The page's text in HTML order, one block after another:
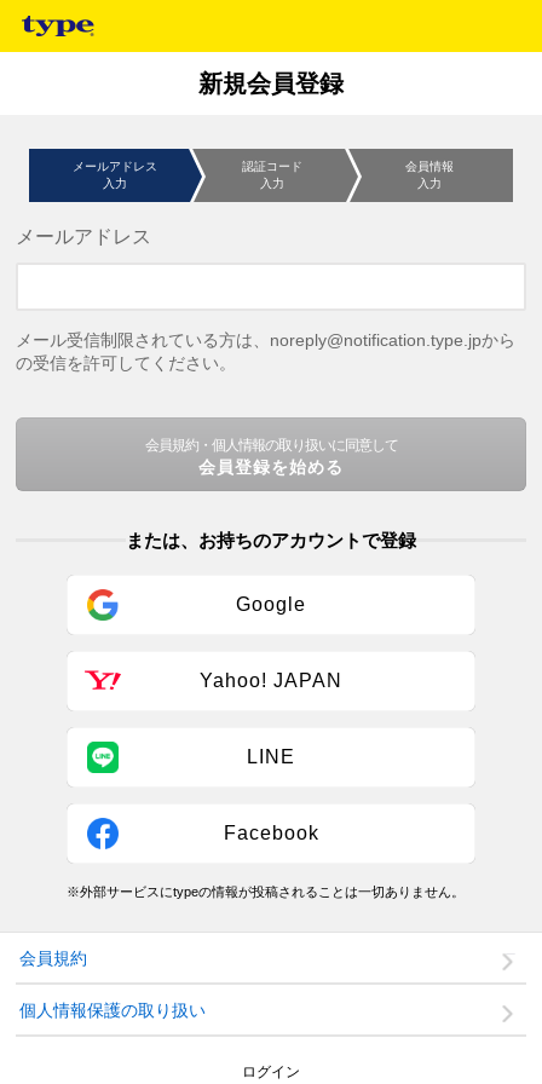
新規会員登録
メールアドレス
入力
認証コード
入力
会員情報
入力
メールアドレス
メール受信制限されている方は、noreply@notification.type.jpから
の受信を許可してください。
会員規約・個人情報の取り扱いに同意して
会員登録を始める
または、お持ちのアカウントで登録
Google
Yahoo! JAPAN
LINE
Facebook
※外部サービスにtypeの情報が投稿されることは一切ありません。
会員規約
個人情報保護の取り扱い
ログイン